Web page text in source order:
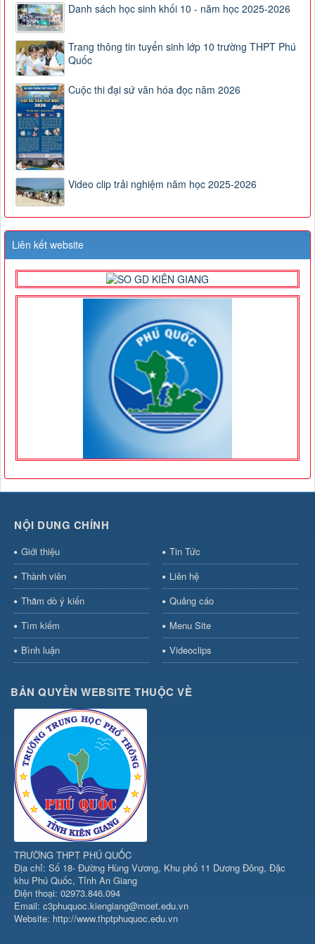
Danh sách học sinh khối 10 - năm học 2025-2026
Trang thông tin tuyển sinh lớp 10 trường THPT Phú
Quốc
Cuộc thi đại sứ văn hóa đọc năm 2026
Video clip trải nghiệm năm học 2025-2026
Liên kết website
NỘI DUNG CHÍNH
Giới thiệu
Tin Tức
Thành viên
Liên hệ
Thăm dò ý kiến
Quảng cáo
Tìm kiếm
Menu Site
Bình luận
Videoclips
BẢN QUYỀN WEBSITE THUỘC VỀ
TRƯỜNG THPT PHÚ QUỐC
Địa chỉ: Số 18- Đường Hùng Vương, Khu phố 11 Dương Đông, Đặc
khu Phú Quốc, Tỉnh An Giang
Điện thoại: 02973.846.094
Email: c3phuquoc.kiengiang@moet.edu.vn
Website: http://www.thptphuquoc.edu.vn